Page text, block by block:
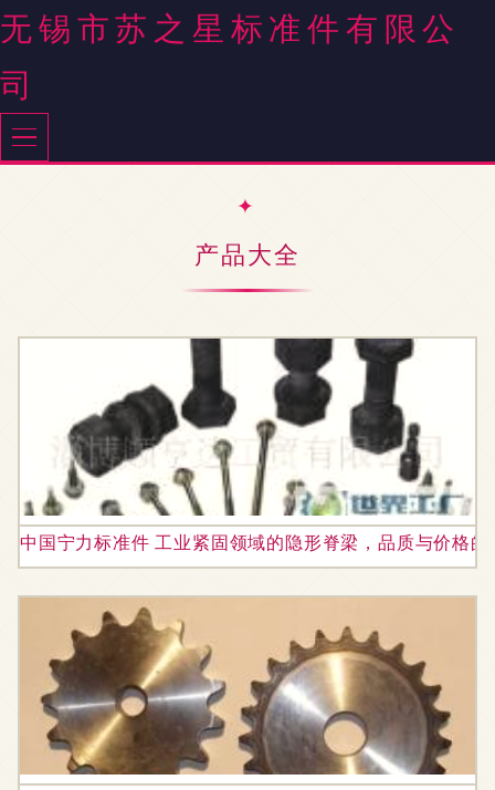
无锡市苏之星标准件有限公
司
产品大全
中国宁力标准件 工业紧固领域的隐形脊梁，品质与价格的